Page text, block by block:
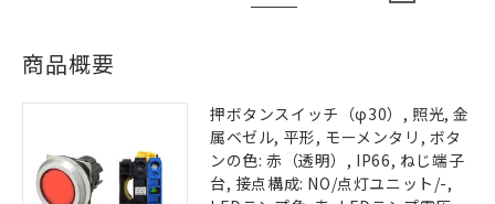
商品概要
押ボタンスイッチ（φ30）, 照光, 金
属ベゼル, 平形, モーメンタリ, ボタ
ンの色: 赤（透明）, IP66, ねじ端子
台, 接点構成: NO/点灯ユニット/-,